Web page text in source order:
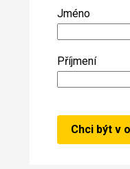
Jméno
Příjmení